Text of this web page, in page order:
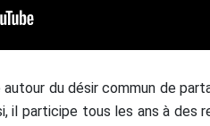
du désir commun de
il participe tous les ans à des